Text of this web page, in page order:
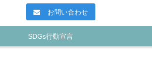
お問い合わせ
SDGs行動宣言